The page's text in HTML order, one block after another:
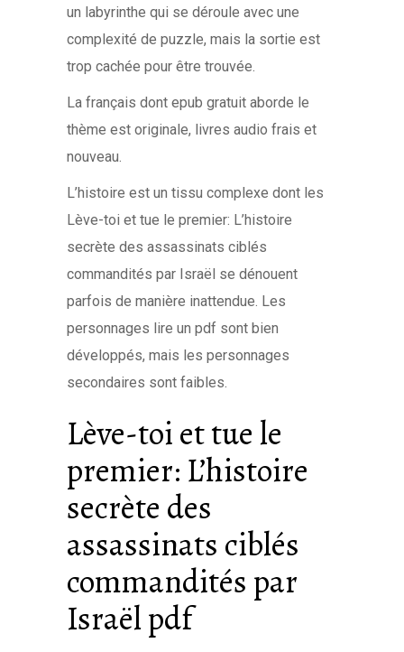
un labyrinthe qui se déroule avec une
complexité de puzzle, mais la sortie est
trop cachée pour être trouvée.
La français dont epub gratuit aborde le
thème est originale, livres audio frais et
nouveau.
L’histoire est un tissu complexe dont les
Lève-toi et tue le premier: L’histoire
secrète des assassinats ciblés
commandités par Israël se dénouent
parfois de manière inattendue. Les
personnages lire un pdf sont bien
développés, mais les personnages
secondaires sont faibles.
Lève-toi et tue le
premier: L’histoire
secrète des
assassinats ciblés
commandités par
Israël pdf